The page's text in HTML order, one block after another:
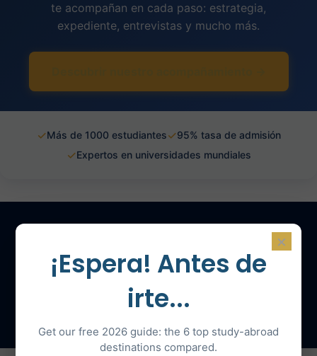
te acompañan en cada paso: estrategia,
expediente, entrevistas y mucho más.
✓Más de 1000 estudiantes✓95% tasa de admisión
✓Expertos en universidades mundiales
Contáctenos para una consulta
Hable con un experto
×
¡Espera! Antes de
irte...
Get our free 2026 guide: the 6 top study-abroad
destinations compared.